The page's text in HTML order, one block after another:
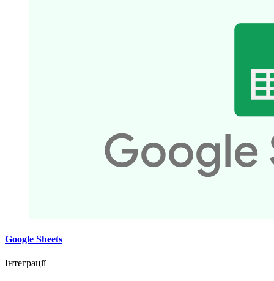
Google Sheets
Інтеграції